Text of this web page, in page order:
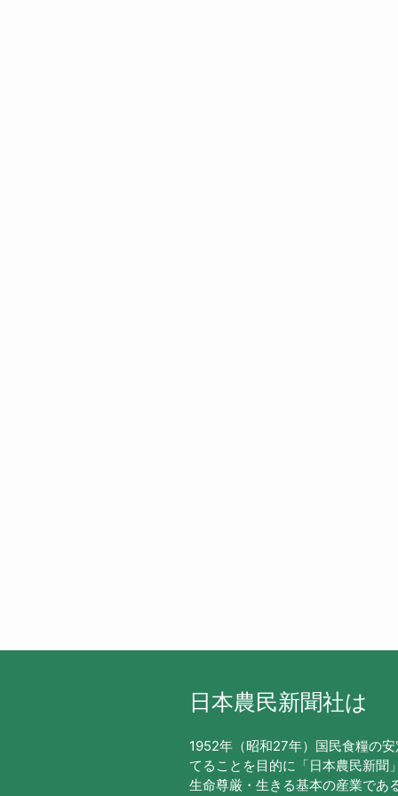
日本農民新聞社は
1952年（昭和27年）国民食糧の
てることを目的に「日本農民新聞
生命尊厳・生きる基本の産業であ